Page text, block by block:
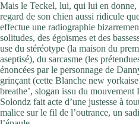
Mais le Teckel, lui, qui lui en
regard de son chien aussi ridicule
effectue une radiographie
solitudes, des égoïsmes et des
use du stéréotype (la maison du
aseptisé), du sarcasme (les
énoncées par le personnage de
grinçant (cette Blanche new
breathe’, slogan issu du
Solondz fait acte d’une justesse à
malice sur le fil de l’outrance, un